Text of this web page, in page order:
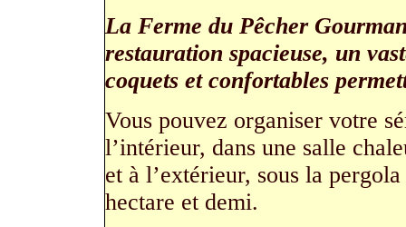
La Ferme du Pêcher
restauration spacieuse, un
coquets et confortables
Vous pouvez organiser votre
l’intérieur, dans une salle
et à l’extérieur, sous la
hectare et demi.